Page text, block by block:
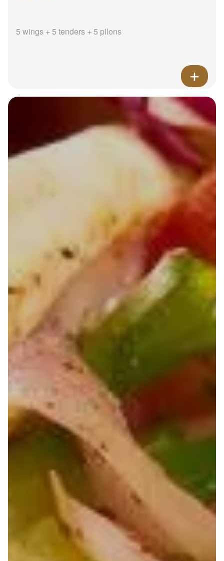
5 wings + 5 tenders + 5 pilons